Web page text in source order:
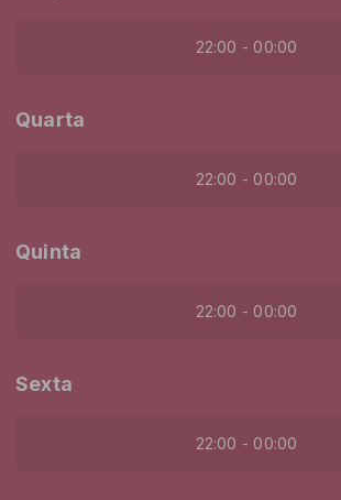
22:00 - 00:00
Quarta
22:00 - 00:00
Quinta
22:00 - 00:00
Sexta
22:00 - 00:00